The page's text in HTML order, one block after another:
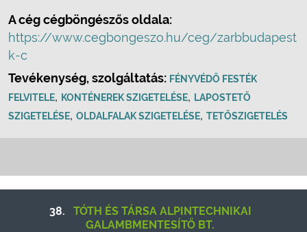
A cég cégböngészős oldala:
https://www.cegbongeszo.hu/ceg/zarbbudapest
k-c
Tevékenység, szolgáltatás: FÉNYVÉDŐ FESTÉK
FELVITELE, KONTÉNEREK SZIGETELÉSE, LAPOSTETŐ
SZIGETELÉSE, OLDALFALAK SZIGETELÉSE, TETŐSZIGETELÉS
38.
TÓTH ÉS TÁRSA ALPINTECHNIKAI
GALAMBMENTESÍTŐ BT.